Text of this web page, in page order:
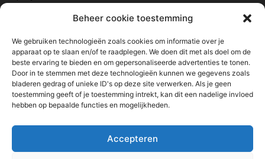
Beheer cookie toestemming
We gebruiken technologieën zoals cookies om informatie over je
apparaat op te slaan en/of te raadplegen. We doen dit met als doel om de
beste ervaring te bieden en om gepersonaliseerde advertenties te tonen.
Door in te stemmen met deze technologieën kunnen we gegevens zoals
bladeren gedrag of unieke ID's op deze site verwerken. Als je geen
toestemming geeft of je toestemming intrekt, kan dit een nadelige invloed
hebben op bepaalde functies en mogelijkheden.
Accepteren
47
Marokko
32
IJsland
32
Malta
Roemenië
29